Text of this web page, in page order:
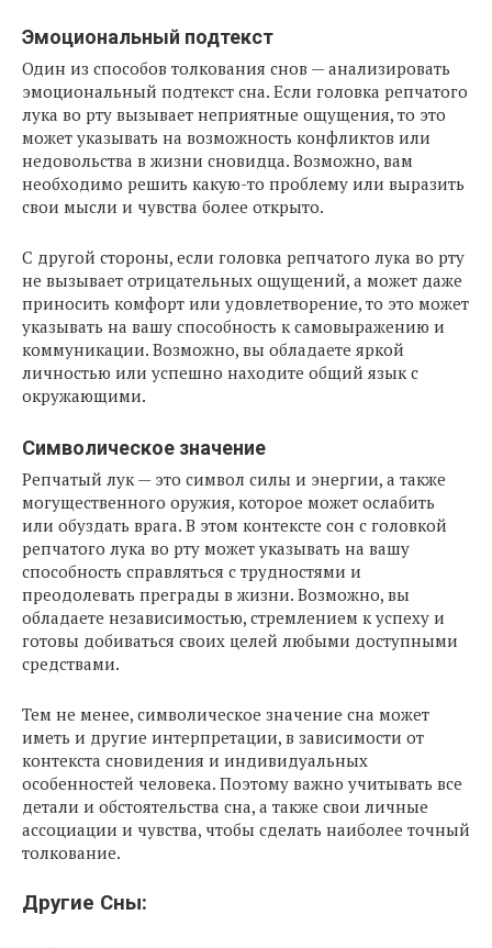
Эмоциональный подтекст
Один из способов толкования снов — анализировать
эмоциональный подтекст сна. Если головка репчатого
лука во рту вызывает неприятные ощущения, то это
может указывать на возможность конфликтов или
недовольства в жизни сновидца. Возможно, вам
необходимо решить какую-то проблему или выразить
свои мысли и чувства более открыто.
С другой стороны, если головка репчатого лука во рту
не вызывает отрицательных ощущений, а может даже
приносить комфорт или удовлетворение, то это может
указывать на вашу способность к самовыражению и
коммуникации. Возможно, вы обладаете яркой
личностью или успешно находите общий язык с
окружающими.
Символическое значение
Репчатый лук — это символ силы и энергии, а также
могущественного оружия, которое может ослабить
или обуздать врага. В этом контексте сон с головкой
репчатого лука во рту может указывать на вашу
способность справляться с трудностями и
преодолевать преграды в жизни. Возможно, вы
обладаете независимостью, стремлением к успеху и
готовы добиваться своих целей любыми доступными
средствами.
Тем не менее, символическое значение сна может
иметь и другие интерпретации, в зависимости от
контекста сновидения и индивидуальных
особенностей человека. Поэтому важно учитывать все
детали и обстоятельства сна, а также свои личные
ассоциации и чувства, чтобы сделать наиболее точный
толкование.
Другие Сны: